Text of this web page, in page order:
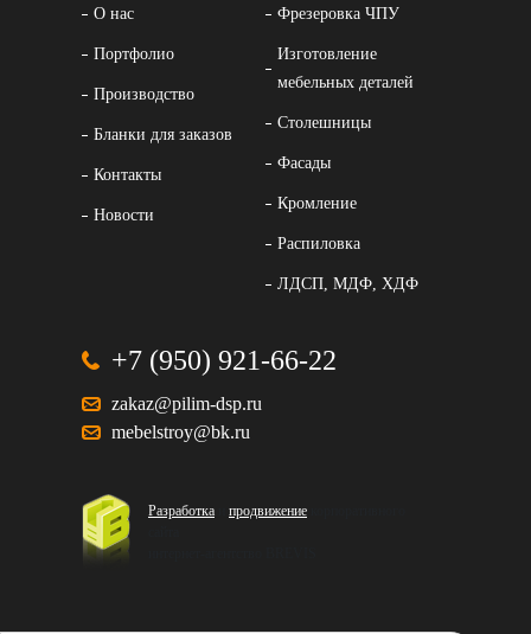
О нас
Портфолио
Производство
Бланки для заказов
Контакты
Новости
Фрезеровка ЧПУ
Изготовление
мебельных деталей
Столешницы
Фасады
Кромление
Распиловка
ЛДСП, МДФ, ХДФ
+7 (950) 921-66-22
zakaz@pilim-dsp.ru
mebelstroy@bk.ru
Разработка продвижение